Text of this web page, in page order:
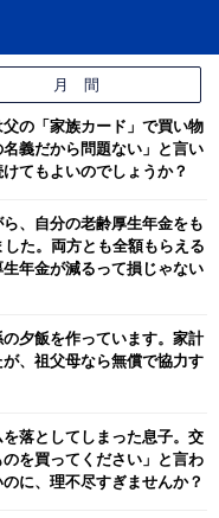
月 間
の「家族カード」で買い物
義だから問題ない」と言い
てもよいのでしょうか？
、自分の老齢厚生年金をも
た。両方とも全額もらえる
年金が減るって損じゃない
夕飯を作っています。家計
、祖父母なら無償で協力す
落としてしまった息子。交
を買ってください」と言わ
に、理不尽すぎませんか？